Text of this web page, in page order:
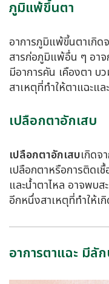
ภูมิแพ้ขึ้นตา
อาการภูมิแพ้ขี้นตาเกิด
สารก่อภูมิแพ้อื่น ๆ อาจ
มีอาการคัน เคืองตา บ
สาเหตุที่ทำให้ตาแฉะแ
เปลือกตาอักเสบ
เปลือกตาอักเสบเกิดจ
เปลือกตาหรือการติดเ
และน้ำตาไหล อาจพบ
อีกหนึ่งสาเหตุที่ทำให้เ
อาการตาแฉะ มีลั